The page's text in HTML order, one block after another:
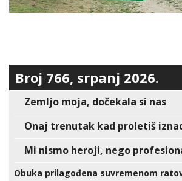
Broj 766, srpanj 2026.
Zemljo moja, dočekala si nas
Onaj trenutak kad proletiš
Mi nismo heroji, nego
Obuka prilagođena suvremenom